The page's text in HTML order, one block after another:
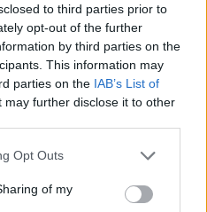
to third parties prior to
opt-out of the further
by third parties on the
This information may
parties on the IAB’s List of
may further disclose it to other
uses one or more Google
behaviour. You may click to
and its third-party tags to
Opt Outs
of my
(VIDEO) Skupina iTAK
predstavlja poletno uspešnico